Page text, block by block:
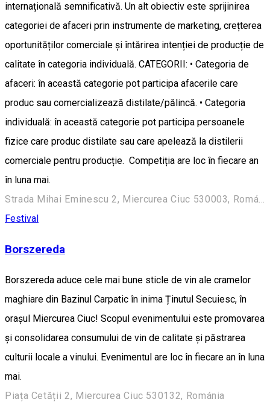
internațională semnificativă. Un alt obiectiv este sprijinirea
categoriei de afaceri prin instrumente de marketing, crețterea
oportunităților comerciale și întărirea intenției de producție de
calitate în categoria individuală. CATEGORII: • Categoria de
afaceri: în această categorie pot participa afacerile care
produc sau comercializează distilate/pălincă. • Categoria
individuală: în această categorie pot participa persoanele
fizice care produc distilate sau care apelează la distilerii
comerciale pentru producție. Competiția are loc în fiecare an
în luna mai.
Strada Mihai Eminescu 2, Miercurea Ciuc 530003, Románia
Festival
Borszereda
Borszereda aduce cele mai bune sticle de vin ale cramelor
maghiare din Bazinul Carpatic în inima Ținutul Secuiesc, în
orașul Miercurea Ciuc! Scopul evenimentului este promovarea
și consolidarea consumului de vin de calitate și păstrarea
culturii locale a vinului. Evenimentul are loc în fiecare an în luna
mai.
Piața Cetății 2, Miercurea Ciuc 530132, Románia